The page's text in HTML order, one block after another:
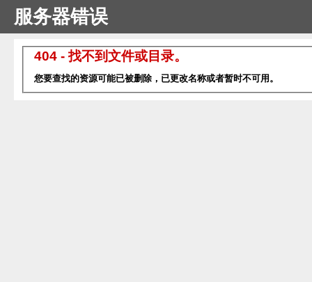
服务器错误
404 - 找不到文件或目录。
您要查找的资源可能已被删除，已更改名称或者暂时不可用。